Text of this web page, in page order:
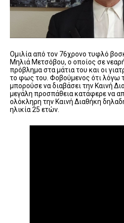
Ομιλία από τον 76χρονο τυφλό
Μηλιά Μετσόβου, ο οποίος σε
πρόβλημα στα μάτια του και οι
το φως του. Φοβούμενος ότι λόγω
μπορούσε να διαβάσει την Καινή
μεγάλη προσπάθεια κατάφερε να
ολόκληρη την Καινή Διαθήκη
ηλικία 25 ετών.